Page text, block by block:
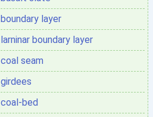
boundary layer
larninar boundary layer
coal seam
girdees
coal-bed